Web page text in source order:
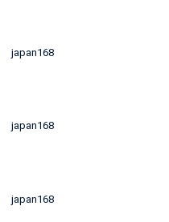
japan168
japan168
japan168